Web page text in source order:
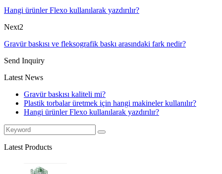
Hangi ürünler Flexo kullanılarak yazdırılır?
Next2
Gravür baskısı ve fleksografik baskı arasındaki fark nedir?
Send Inquiry
Latest News
Gravür baskısı kaliteli mi?
Plastik torbalar üretmek için hangi makineler kullanılır?
Hangi ürünler Flexo kullanılarak yazdırılır?
Latest Products